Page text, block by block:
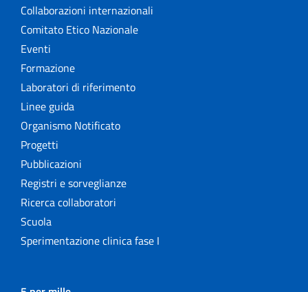
Collaborazioni internazionali
Comitato Etico Nazionale
Eventi
Formazione
Laboratori di riferimento
Linee guida
Organismo Notificato
Progetti
Pubblicazioni
Registri e sorveglianze
Ricerca collaboratori
Scuola
Sperimentazione clinica fase I